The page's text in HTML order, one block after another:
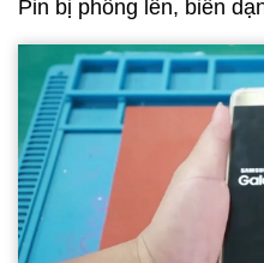
Pin bị phồng lên, biến